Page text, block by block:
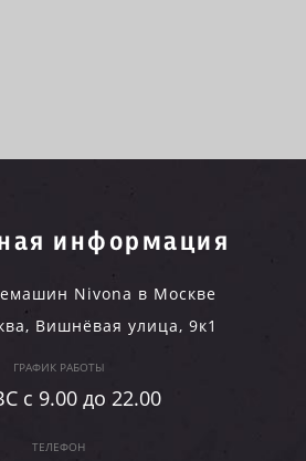
информация
Nivona в Москве
, Вишнёвая улица, 9к1
ГРАФИК РАБОТЫ
c 9.00 до 22.00
ТЕЛЕФОН